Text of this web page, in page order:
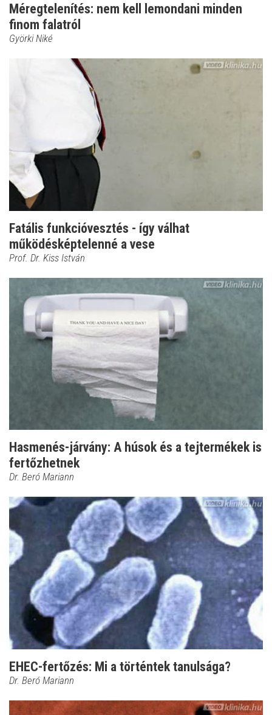
Méregtelenítés: nem kell lemondani minden
finom falatról
Györki Niké
Fatális funkcióvesztés - így válhat
működésképtelenné a vese
Prof. Dr. Kiss István
Hasmenés-járvány: A húsok és a tejtermékek is
fertőzhetnek
Dr. Beró Mariann
EHEC-fertőzés: Mi a történtek tanulsága?
Dr. Beró Mariann